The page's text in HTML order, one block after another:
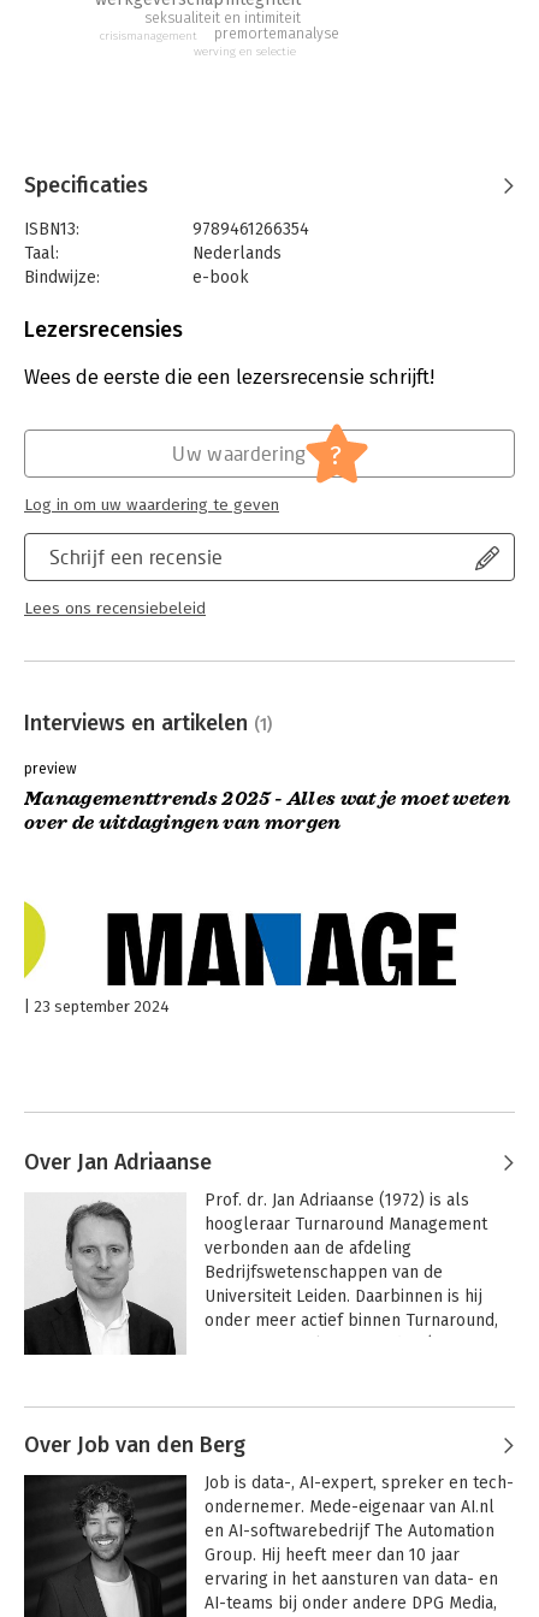
van den Horst, Erik in ’t Groen, Hans van der Loo, Kirsten de
Roo, Frank Schurink, André van Straten, Floris Venneman, Frits
Verhoef, Marieke van Voorn en Annemie Webers.
seksualiteit en intimiteit
premortemanalyse
werving en selectie
crisismanagement
Specificaties
ISBN13:
9789461266354
Taal:
Nederlands
Bindwijze:
e-book
Bestandsformaat:
Uitgever:
Uitgeverij Haystack
Hoofdrubriek: Algemeen management
Lezersrecensies
Wees de eerste die een lezersrecensie schrijft!
Schrijf een recensie
Lees ons recensiebeleid
Uw waardering ?
Log in om uw waardering te geven
Interviews en artikelen (1)
preview
Managementtrends 2025 - Alles wat je moet weten
over de uitdagingen van morgen
23 september 2024
Over Jan Adriaanse
Prof. dr. Jan Adriaanse (1972) is als
hoogleraar Turnaround Management
verbonden aan de afdeling
Bedrijfswetenschappen van de
Universiteit Leiden. Daarbinnen is hij
onder meer actief binnen Turnaround,
ondernemingen in zwaar weer.
van trainingsinstituut en adviesbureau
Turnaround PowerHouse(r).
Jan studeerde bedrijfskunde aan
Nyenrode Business Universiteit en
rechtsgeleerdheid aan de Universiteit
Over Job van den Berg
Job is data-, AI-expert, spreker en tech-
ondernemer. Mede-eigenaar van AI.nl
en AI-softwarebedrijf The Automation
Group. Hij heeft meer dan 10 jaar
ervaring in het aansturen van data- en
AI-teams bij onder andere DPG Media,